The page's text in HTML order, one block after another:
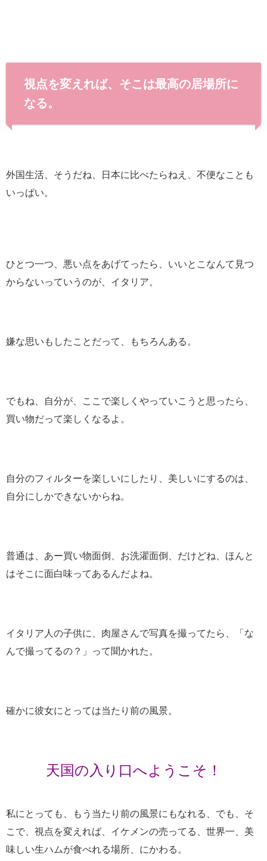
視点を変えれば、そこは最高の居場所に
なる。
外国生活、そうだね、日本に比べたらねえ、不便なことも
いっぱい。
ひとつ一つ、悪い点をあげてったら、いいとこなんて見つ
からないっていうのが、イタリア。
嫌な思いもしたことだって、もちろんある。
でもね、自分が、ここで楽しくやっていこうと思ったら、
買い物だって楽しくなるよ。
自分のフィルターを楽しいにしたり、美しいにするのは、
自分にしかできないからね。
普通は、あー買い物面倒、お洗濯面倒、だけどね、ほんと
はそこに面白味ってあるんだよね。
イタリア人の子供に、肉屋さんで写真を撮ってたら、「な
んで撮ってるの？」って聞かれた。
確かに彼女にとっては当たり前の風景。
天国の入り口へようこそ！
私にとっても、もう当たり前の風景にもなれる、でも、そ
こで、視点を変えれば、イケメンの売ってる、世界一、美
味しい生ハムが食べれる場所、にかわる。